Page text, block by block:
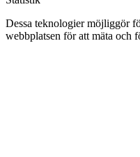
Dessa teknologier möjliggör
webbplatsen för att mäta och